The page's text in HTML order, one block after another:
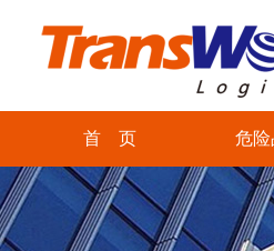
首 页 危